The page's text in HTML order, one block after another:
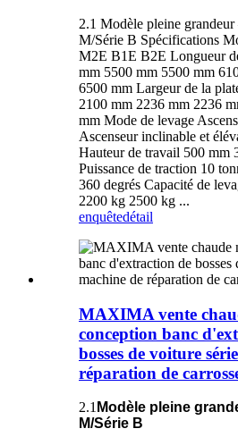
2.1 Modèle pleine
M/Série B Spécifications
M2E B1E B2E Longueur
mm 5500 mm 5500 mm
6500 mm Largeur de la
2100 mm 2236 mm 2236
mm Mode de levage
Ascenseur inclinable et
Hauteur de travail 500 mm
Puissance de traction 10
360 degrés Capacité de
2200 kg 2500 kg ...
enquêtedétail
MAXIMA vente
conception banc
bosses de voiture
réparation de
2.1 Modèle pleine
M/Série B